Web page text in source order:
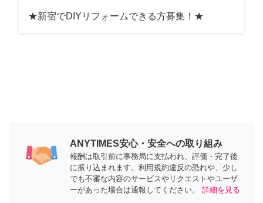
★新宿でDIYリフォームできる方募集！★
ANYTIMES安心・安全への取り組み
報酬は取引前に事務局に支払われ、評価・完了後
に振り込まれます。利用規約違反の恐れや、少し
でも不審な内容のサービスやリクエストやユーザ
ーがあった場合は通報してください。
詳細を見る